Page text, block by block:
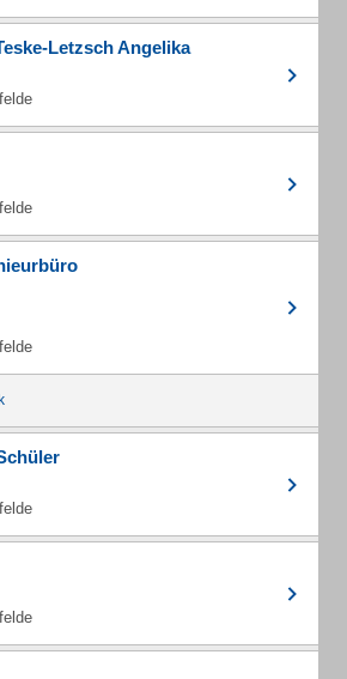
Letzsch Angelika